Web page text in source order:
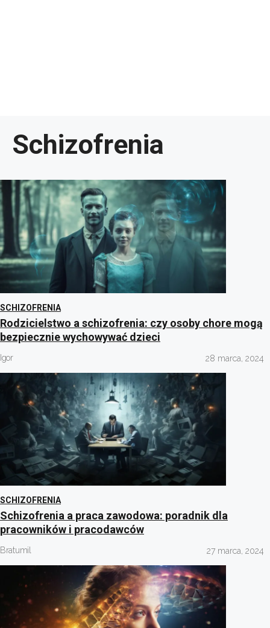
Schizofrenia
SCHIZOFRENIA
Rodzicielstwo a schizofrenia: czy osoby chore mogą
bezpiecznie wychowywać dzieci
Igor 28 marca, 2024
SCHIZOFRENIA
Schizofrenia a praca zawodowa: poradnik dla
pracowników i pracodawców
Bratumil 27 marca, 2024